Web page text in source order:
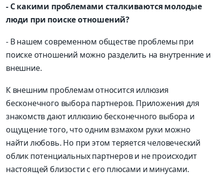
- С какими проблемами сталкиваются молодые
люди при поиске отношений?
- В нашем современном обществе проблемы при
поиске отношений можно разделить на внутренние и
внешние.
К внешним проблемам относится иллюзия
бесконечного выбора партнеров. Приложения для
знакомств дают иллюзию бесконечного выбора и
ощущение того, что одним взмахом руки можно
найти любовь. Но при этом теряется человеческий
облик потенциальных партнеров и не происходит
настоящей близости с его плюсами и минусами.